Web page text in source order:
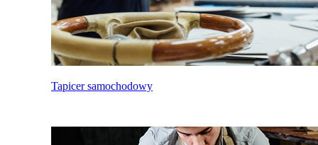
Tapicer samochodowy